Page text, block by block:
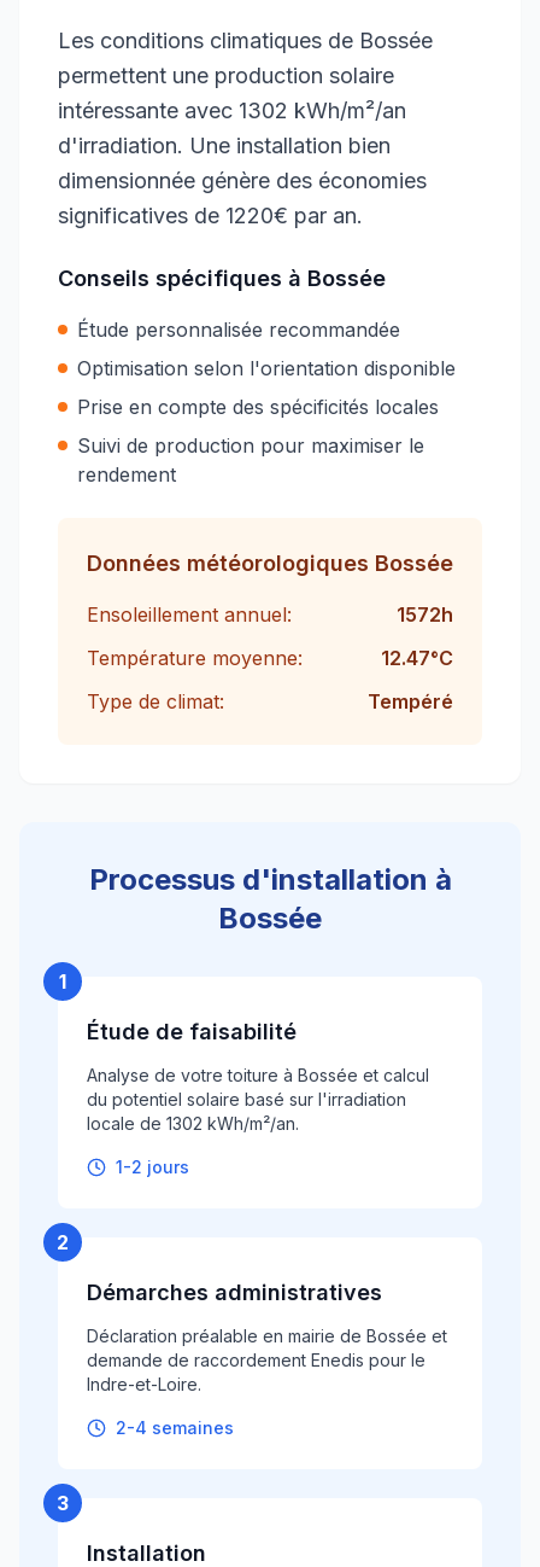
Les conditions climatiques de Bossée
permettent une production solaire
intéressante avec 1302 kWh/m²/an
d'irradiation. Une installation bien
dimensionnée génère des économies
significatives de 1220€ par an.
Conseils spécifiques à Bossée
Étude personnalisée recommandée
Optimisation selon l'orientation disponible
Prise en compte des spécificités locales
Suivi de production pour maximiser le
rendement
Données météorologiques Bossée
Ensoleillement annuel: 1572h
Température moyenne:
12.47°C
Type de climat:
Tempéré
Processus d'installation à
Bossée
1
Étude de faisabilité
Analyse de votre toiture à Bossée et calcul
du potentiel solaire basé sur l'irradiation
locale de 1302 kWh/m²/an.
1-2 jours
2
Démarches administratives
Déclaration préalable en mairie de Bossée et
demande de raccordement Enedis pour le
Indre-et-Loire.
2-4 semaines
3
Installation